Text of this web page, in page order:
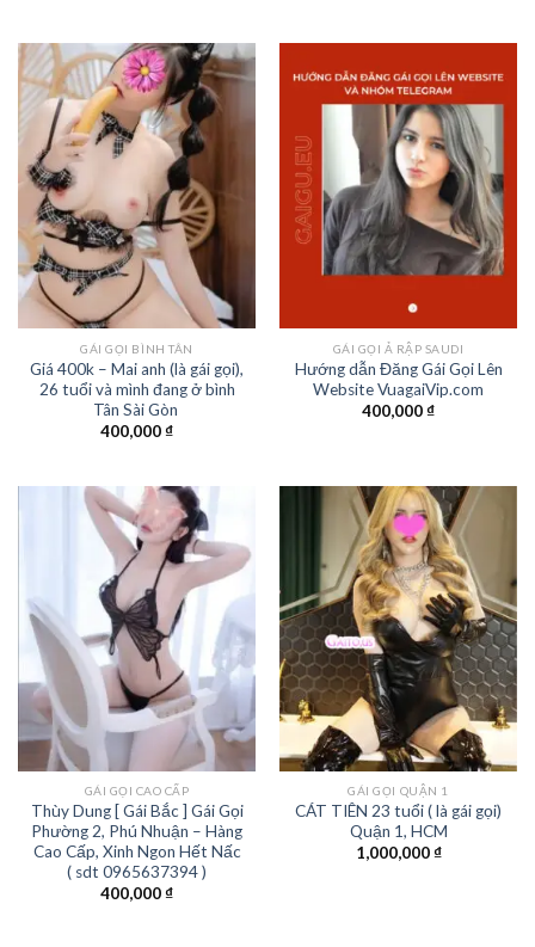
GÁI GỌI BÌNH TÂN
Giá 400k – Mai anh (là gái gọi),
26 tuổi và mình đang ở bình
Tân Sài Gòn
400,000₫
GÁI GỌI Ả RẬP SAUDI
Hướng dẫn Đăng Gái Gọi Lên
Website VuagaiVip.com
400,000₫
GÁI GỌI CAO CẤP
Thùy Dung [ Gái Bắc ] Gái Gọi
Phường 2, Phú Nhuận – Hàng
Cao Cấp, Xinh Ngon Hết Nấc
( sdt 0965637394 )
400,000₫
GÁI GỌI QUẬN 1
CÁT TIÊN 23 tuổi ( là gái gọi)
Quận 1, HCM
1,000,000₫